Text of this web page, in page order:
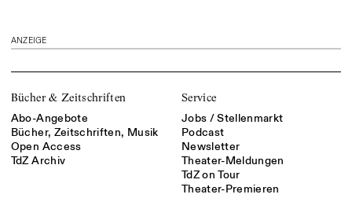
ANZEIGE
Bücher & Zeitschriften
Abo-Angebote
Bücher, Zeitschriften, Musik
Open Access
TdZ Archiv
Service
Jobs / Stellenmarkt
Podcast
Newsletter
Theater-Meldungen
TdZ on Tour
Theater-Premieren